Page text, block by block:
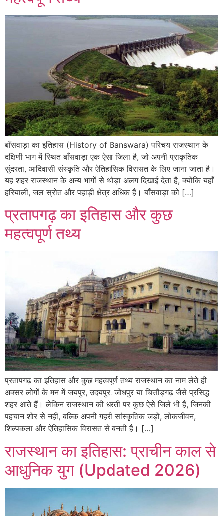
बाँसवाड़ा का इतिहास (History of Banswara) परिचय राजस्थान के
दक्षिणी भाग में स्थित बाँसवाड़ा एक ऐसा जिला है, जो अपनी प्राकृतिक
सुंदरता, आदिवासी संस्कृति और ऐतिहासिक विरासत के लिए जाना जाता है।
यह शहर राजस्थान के अन्य भागों से थोड़ा अलग दिखाई देता है, क्योंकि यहाँ
हरियाली, जल स्रोत और पहाड़ी क्षेत्र अधिक हैं। बाँसवाड़ा को […]
प्रतापगढ़ का इतिहास और कुछ
महत्वपूर्ण तथ्य
प्रतापगढ़ का इतिहास और कुछ महत्वपूर्ण तथ्य राजस्थान का नाम लेते ही
अक्सर लोगों के मन में जयपुर, उदयपुर, जोधपुर या चित्तौड़गढ़ जैसे प्रसिद्ध
शहर आते हैं। लेकिन राजस्थान की धरती पर कुछ ऐसे जिले भी हैं, जिनकी
पहचान शोर से नहीं, बल्कि अपनी गहरी सांस्कृतिक जड़ों, लोकजीवन,
शिल्पकला और ऐतिहासिक विरासत से बनती है। […]
राजस्थान का इतिहास: प्राचीन काल से
आधुनिक युग (Updated 2026)